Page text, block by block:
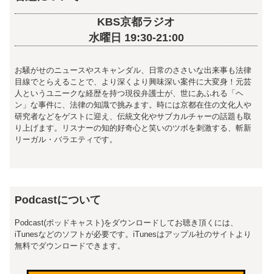
KBS京都ラジオ
水曜日 19:30-21:00
お騒がせのニュースやスキャンダル、日常のささいな出来事も法律
目線でとらえることで、より深くより興味深い案件に大変身！元芸
人というユニークな経歴を持つ現役弁護士が、世にあふれる「ヘ
ン」な事件に、法律の知識で挑みます。時には京都在住の文化人や
研究者などをゲストに迎え、伝統文化やサブカルチャーの話題も取
り上げます。リスナーの知的好奇心と笑いのツボを刺激する、斬新
リーガル・バラエティです。
Podcastについて
Podcast(ポッドキャスト)をダウンロードしてお聴き頂くには、
iTunesなどのソフトが必要です。iTunesはアップル社のサイトより
無料でダウンロードできます。